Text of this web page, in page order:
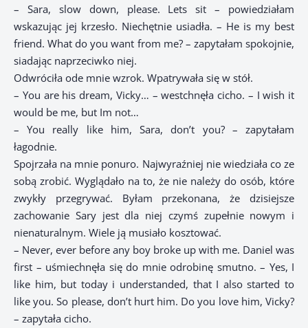
– Sara, slow down, please. Lets sit – powiedziałam
wskazując jej krzesło. Niechętnie usiadła. – He is my best
friend. What do you want from me? – zapytałam spokojnie,
siadając naprzeciwko niej.
Odwróciła ode mnie wzrok. Wpatrywała się w stół.
– You are his dream, Vicky… – westchnęła cicho. – I wish it
would be me, but Im not…
– You really like him, Sara, don’t you? – zapytałam
łagodnie.
Spojrzała na mnie ponuro. Najwyraźniej nie wiedziała co ze
sobą zrobić. Wyglądało na to, że nie należy do osób, które
zwykły przegrywać. Byłam przekonana, że dzisiejsze
zachowanie Sary jest dla niej czymś zupełnie nowym i
nienaturalnym. Wiele ją musiało kosztować.
– Never, ever before any boy broke up with me. Daniel was
first – uśmiechnęła się do mnie odrobinę smutno. – Yes, I
like him, but today i understanded, that I also started to
like you. So please, don’t hurt him. Do you love him, Vicky?
– zapytała cicho.